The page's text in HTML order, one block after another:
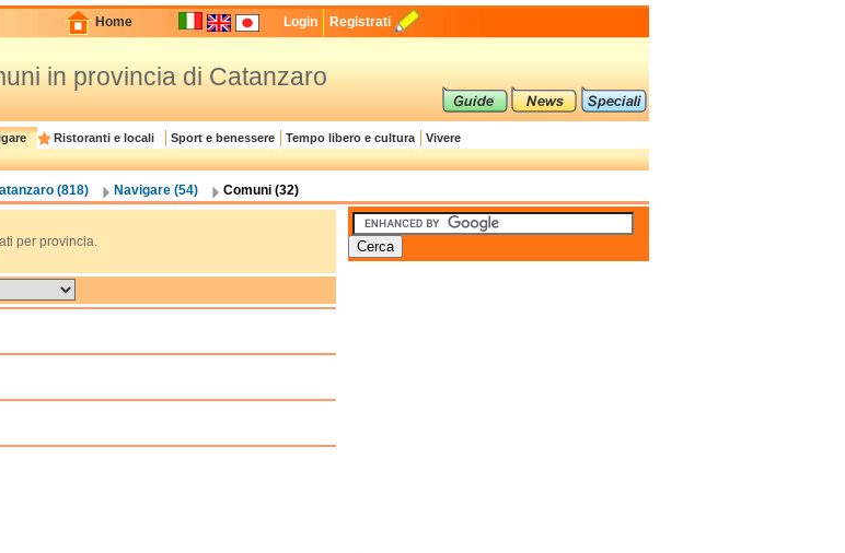
Home Login Registrati
in provincia di Catanzaro
Ristoranti e locali Sport e benessere Tempo libero e cultura Vivere
(818) Navigare (54) Comuni (32)
per provincia.